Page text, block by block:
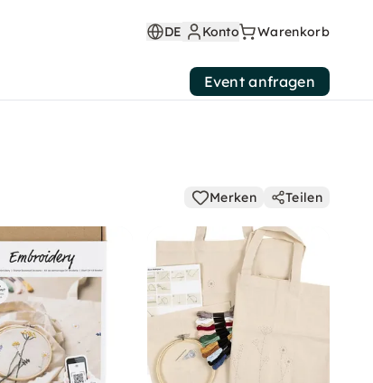
DE Konto Warenkorb
Event anfragen
Merken Teilen